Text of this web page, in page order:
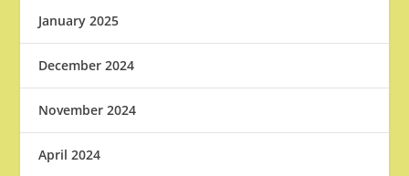
January 2025
December 2024
November 2024
April 2024